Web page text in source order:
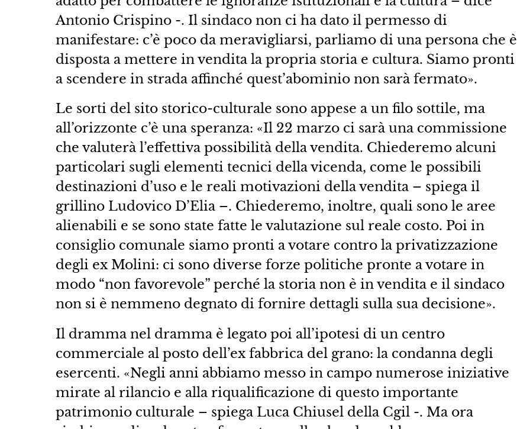
Antonio Crispino -. Il sindaco non ci ha dato il permesso di
manifestare: c’è poco da meravigliarsi, parliamo di una persona che è
disposta a mettere in vendita la propria storia e cultura. Siamo pronti
a scendere in strada affinché quest’abominio non sarà fermato».
Le sorti del sito storico-culturale sono appese a un filo sottile, ma
all’orizzonte c’è una speranza: «Il 22 marzo ci sarà una commissione
che valuterà l’effettiva possibilità della vendita. Chiederemo alcuni
particolari sugli elementi tecnici della vicenda, come le possibili
destinazioni d’uso e le reali motivazioni della vendita – spiega il
grillino Ludovico D’Elia –. Chiederemo, inoltre, quali sono le aree
alienabili e se sono state fatte le valutazione sul reale costo. Poi in
consiglio comunale siamo pronti a votare contro la privatizzazione
degli ex Molini: ci sono diverse forze politiche pronte a votare in
modo “non favorevole” perché la storia non è in vendita e il sindaco
non si è nemmeno degnato di fornire dettagli sulla sua decisione».
Il dramma nel dramma è legato poi all’ipotesi di un centro
commerciale al posto dell’ex fabbrica del grano: la condanna degli
esercenti. «Negli anni abbiamo messo in campo numerose iniziative
mirate al rilancio e alla riqualificazione di questo importante
patrimonio culturale – spiega Luca Chiusel della Cgil -. Ma ora